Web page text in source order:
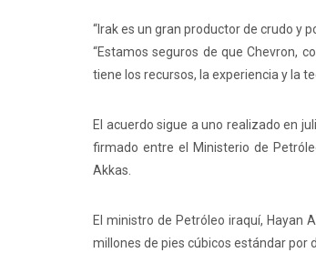
“Irak es un gran productor de crudo y
“Estamos seguros de que Chevron,
tiene los recursos, la experiencia y la
El acuerdo sigue a uno realizado en
firmado entre el Ministerio de
Akkas.
El ministro de Petróleo iraquí, Hayan
millones de pies cúbicos estándar por